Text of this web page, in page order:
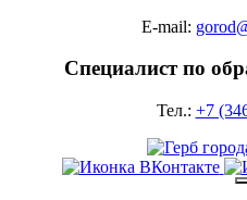
E-mail:
Специалист по
Тел.: +7